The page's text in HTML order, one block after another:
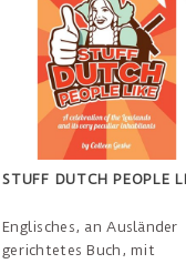
STUFF DUTCH PEOPLE
Englisches, an Ausländer
gerichtetes Buch, mit